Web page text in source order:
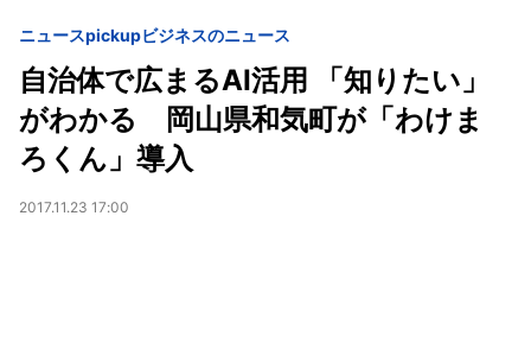
ニュースpickupビジネスのニュース
自治体で広まるAI活用 「知りたい」
がわかる 岡山県和気町が「わけま
ろくん」導入
2017.11.23 17:00